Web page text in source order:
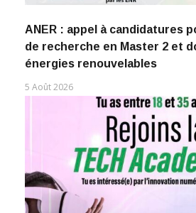
ANER : appel à candidatures
de recherche en Master 2 et
énergies renouvelables
5 Août 2026